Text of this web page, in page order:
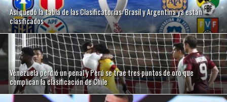
Así quedó la tabla de las Clasificatorias: Brasil y Argentina ya están
clasificados
Venezuela perdió un penal y Perú se trae tres puntos de oro que
complican la clasificación de Chile